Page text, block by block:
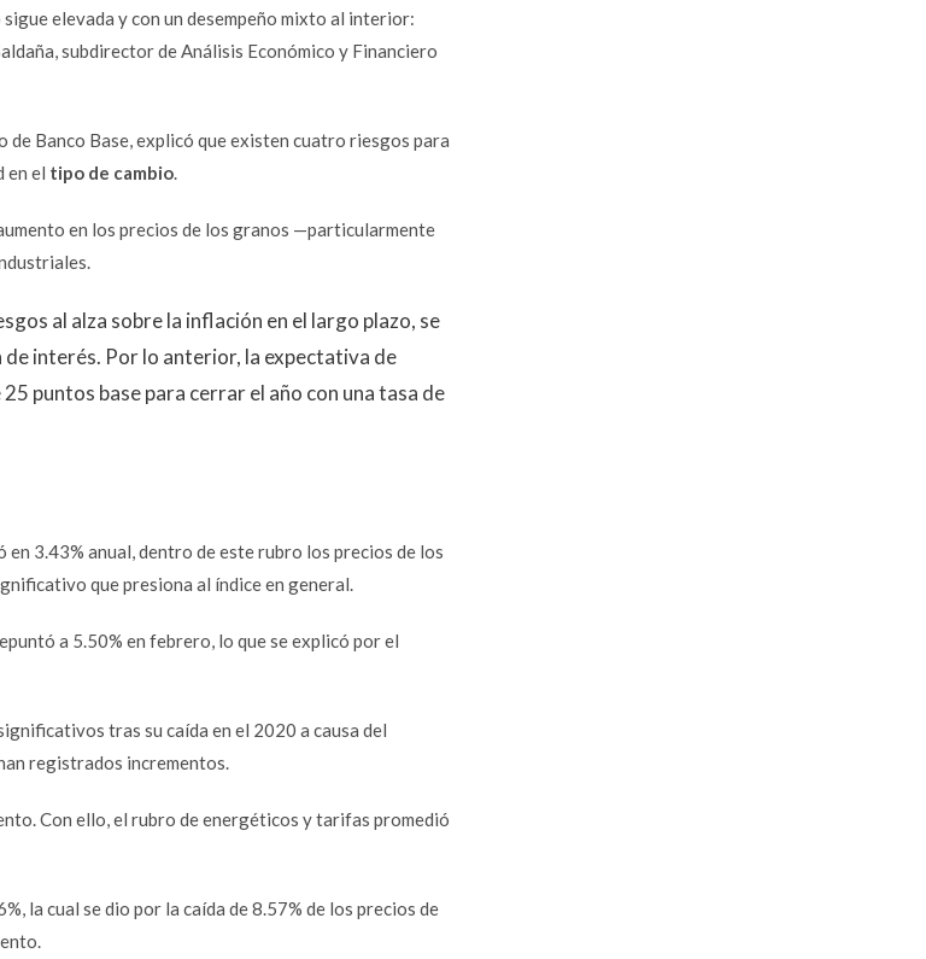
elevada y con un desempeño mixto al interior:
subdirector de Análisis Económico y Financiero
Banco Base, explicó que existen cuatro riesgos para
en el tipo de cambio.
en los precios de los granos —particularmente
al alza sobre la inflación en el largo plazo, se
interés. Por lo anterior, la expectativa de
puntos base para cerrar el año con una tasa de
3.43% anual, dentro de este rubro los precios de los
que presiona al índice en general.
a 5.50% en febrero, lo que se explicó por el
tras su caída en el 2020 a causa del
registrados incrementos.
Con ello, el rubro de energéticos y tarifas promedió
la cual se dio por la caída de 8.57% de los precios de